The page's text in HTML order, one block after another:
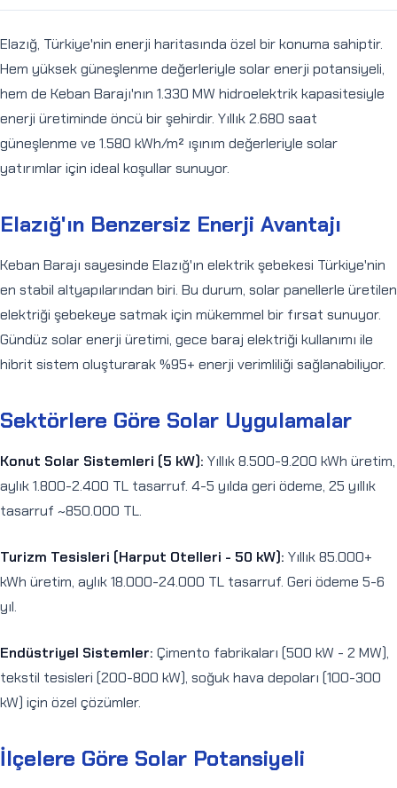
Elazığ, Türkiye'nin enerji haritasında özel bir konuma sahiptir.
Hem yüksek güneşlenme değerleriyle solar enerji potansiyeli,
hem de Keban Barajı'nın 1.330 MW hidroelektrik kapasitesiyle
enerji üretiminde öncü bir şehirdir. Yıllık 2.680 saat
güneşlenme ve 1.580 kWh/m² ışınım değerleriyle solar
yatırımlar için ideal koşullar sunuyor.
Elazığ'ın Benzersiz Enerji Avantajı
Keban Barajı sayesinde Elazığ'ın elektrik şebekesi Türkiye'nin
en stabil altyapılarından biri. Bu durum, solar panellerle üretilen
elektriği şebekeye satmak için mükemmel bir fırsat sunuyor.
Gündüz solar enerji üretimi, gece baraj elektriği kullanımı ile
hibrit sistem oluşturarak %95+ enerji verimliliği sağlanabiliyor.
Sektörlere Göre Solar Uygulamalar
Konut Solar Sistemleri (5 kW): Yıllık 8.500-9.200 kWh üretim,
aylık 1.800-2.400 TL tasarruf. 4-5 yılda geri ödeme, 25 yıllık
tasarruf ~850.000 TL.
Turizm Tesisleri (Harput Otelleri - 50 kW): Yıllık 85.000+
kWh üretim, aylık 18.000-24.000 TL tasarruf. Geri ödeme 5-6
yıl.
Endüstriyel Sistemler: Çimento fabrikaları (500 kW - 2 MW),
tekstil tesisleri (200-800 kW), soğuk hava depoları (100-300
kW) için özel çözümler.
İlçelere Göre Solar Potansiyeli